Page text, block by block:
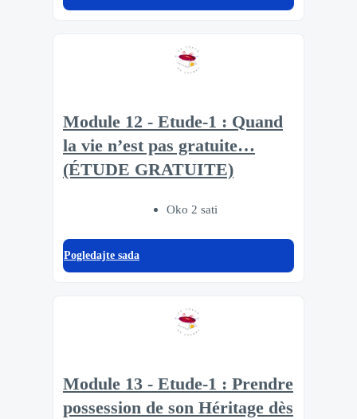
Module 12 - Etude-1 : Quand
la vie n’est pas gratuite…
(ÉTUDE GRATUITE)
Oko 2 sati
Pogledajte sada
Module 13 - Etude-1 : Prendre
possession de son Héritage dès